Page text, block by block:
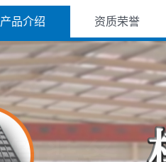
产品介绍 资质荣誉